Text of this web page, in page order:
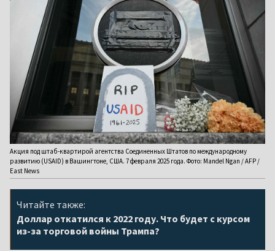
Акция под штаб-квартирой агентства Соединенных Штатов по международному
развитию (USAID) в Вашингтоне, США. 7 февраля 2025 года. Фото: Mandel Ngan / AFP /
East News
Читайте также:
Доллар откатился к 2022 году. Что будет с курсом
из-за торговой войны Трампа?